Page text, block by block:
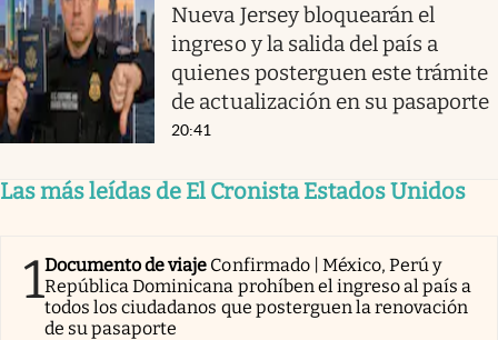
Nueva Jersey bloquearán el
ingreso y la salida del país a
quienes posterguen este trámite
de actualización en su pasaporte
20:41
Las más leídas de El Cronista Estados Unidos
1Documento de viaje Confirmado | México, Perú y
República Dominicana prohíben el ingreso al país a
todos los ciudadanos que posterguen la renovación
de su pasaporte